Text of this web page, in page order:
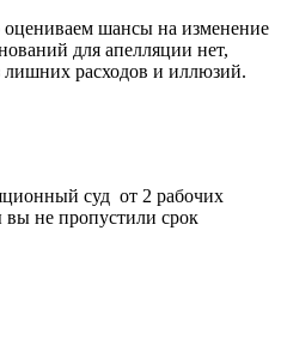
оцениваем шансы на изменение
для апелляции нет,
расходов и иллюзий.
суд от 2 рабочих
вы не пропустили срок